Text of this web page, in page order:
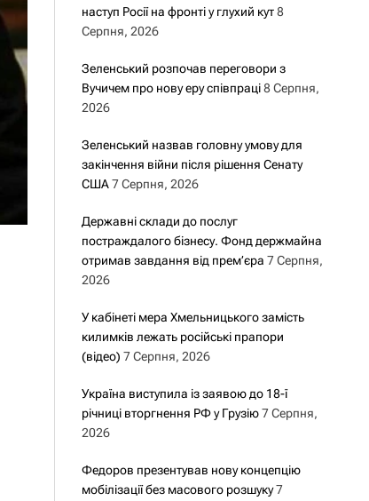
наступ Росії на фронті у глухий кут 8
Серпня, 2026
Зеленський розпочав переговори з
Вучичем про нову еру співпраці 8 Серпня,
2026
Зеленський назвав головну умову для
закінчення війни після рішення Сенату
США 7 Серпня, 2026
Державні склади до послуг
постраждалого бізнесу. Фонд держмайна
отримав завдання від прем’єра 7 Серпня,
2026
У кабінеті мера Хмельницького замість
килимків лежать російські прапори
(відео) 7 Серпня, 2026
Україна виступила із заявою до 18-ї
річниці вторгнення РФ у Грузію 7 Серпня,
2026
Федоров презентував нову концепцію
мобілізації без масового розшуку 7